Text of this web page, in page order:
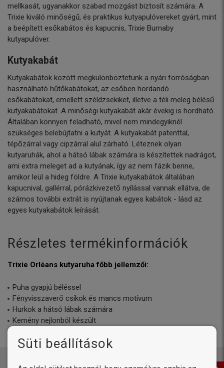
mellkasát, ugyanakkor szabad mozgást biztosít számára. A
Trixie kiváló minőségű, és praktikus kutyapulóvereket gyárt, mint
a beépített esőkabátos és kapucnis, Trixie Burnaby
kutyapulóver.
Kutyakabát
Kutyakabátok között megkülönböztetünk a nyári forróságban
használható hűtőkabátokat, az esőben hordandó
esőkabátokat, emellett széldzsekiket, illetve a téli meleg bélésű
kutyakabátokat. A minőségi kutyakabát akár évekig is hordható.
Általában könnyen feladható, mivel nem mindegyiknél
szükséges belebújtatni a kutyát. A kutyakabát patenttal,
tépőzárral vagy cipzárral alul zárható. Léteznek olyan
kutyaruhák, ahol a hátsó lábak számára is készítettek nadrágot,
ami extra meleget ad a kutyának, így az nem fázik benne,
amikor leül a hideg földre. A Trixie kutyakabátok általában
kapucnival, gallérral, pórázkivezető nyílással vannak ellátva, de
számos további extrát is nyújtanak egyes kabátok - lásd az
egyes kutyakabátok leírását.
Részletes termékinformációk
Trixie Orléans kutyaruha főbb jellemzői:
Puha gyapjú béléssel
Fényvisszaverő csíkok és mancs motívum
Hurkok a hátsó lábak számára
Kemény nejlonból készült
Értékeld a terméket!
Süti beállítások